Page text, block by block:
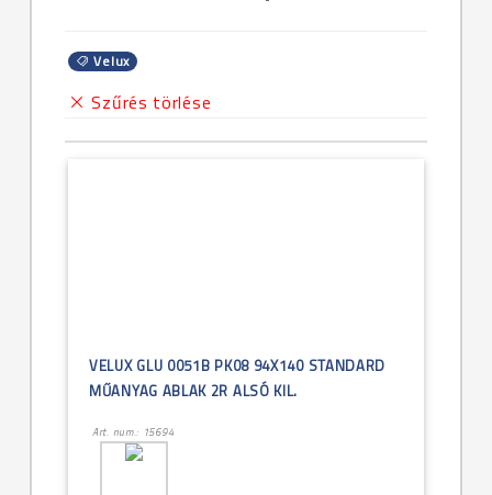
Velux
Szűrés törlése
VELUX GLU 0051B PK08 94X140 STANDARD
MŰANYAG ABLAK 2R ALSÓ KIL.
Art. num.: 15694